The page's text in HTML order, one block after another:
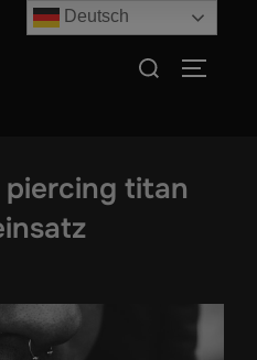
Suchen
piercing titan
Deutsch